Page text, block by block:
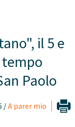
il 5 e
tempo
Paolo
/A parer mio